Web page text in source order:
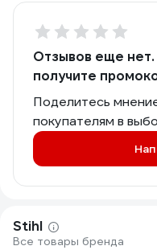
Отзывов еще
получите
Поделитесь
покупателям в
Stihl
Все товары бренда